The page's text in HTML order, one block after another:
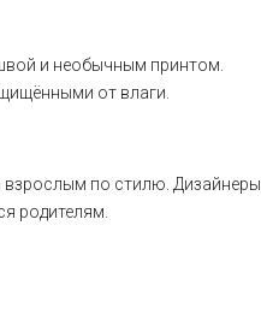
и необычным принтом.
от влаги.
взрослым по стилю. Дизайнеры
родителям.